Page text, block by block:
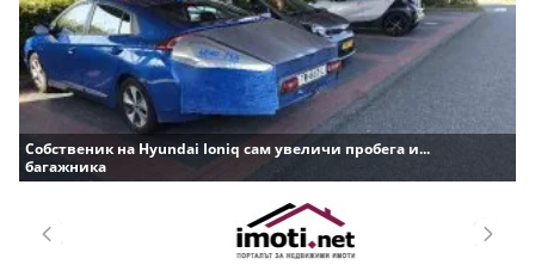
Собственик на Hyundai Ioniq сам увеличи пробега и...
багажника